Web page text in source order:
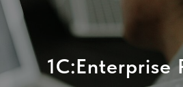
1C:Enterprise